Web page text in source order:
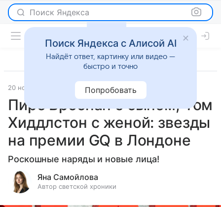
Поиск Яндекса
20 ноября 2025 Леди Mail Светская жизнь
Пирс Броснан с сыном, Том
Хиддлстон с женой: звезды
на премии GQ в Лондоне
Роскошные наряды и новые лица!
Яна Самойлова
Автор светской хроники
Поиск Яндекса с Алисой AI
Найдёт ответ, картинку или видео —
быстро и точно
Попробовать